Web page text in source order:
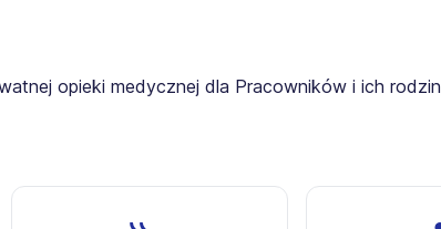
opieki medycznej dla Pracowników i ich rodzin